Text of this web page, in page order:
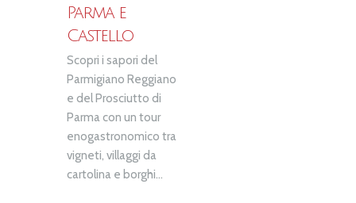
Parma e
Castello
Scopri i sapori del
Parmigiano Reggiano
e del Prosciutto di
Parma con un tour
enogastronomico tra
vigneti, villaggi da
cartolina e borghi...